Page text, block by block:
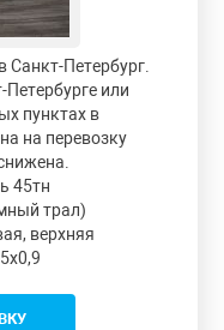
в Санкт-Петербург.
Петербурге или
пунктах в
на перевозку
45тн
трал)
верхняя